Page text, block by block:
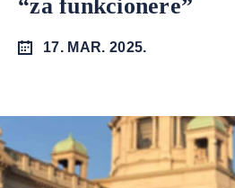
“za funkcionere”
17. MAR. 2025.